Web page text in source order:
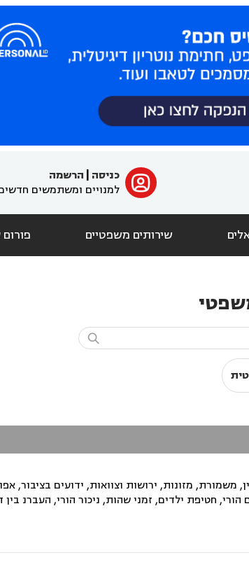
ﱐ כניסה
הרשמה
למנויים ומשתמשים
שירותים משפטיים פורום

מזונות, ירושות וצוואות, ידועים בציבור,
חטיפת ילדים, זמני שהות, ניכור הורי, העברנ בין